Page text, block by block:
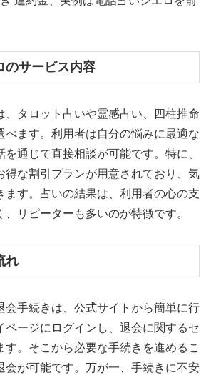
のサービス内容
、タロット占いや霊感占い、四柱推命
べます。利用者は自分の悩みに最適な
通じて直接相談が可能です。特に、
得な割引プランが用意されており、気
ます。占いの結果は、利用者の心の支
、リピーターも多いのが特徴です。
れ
会手続きは、公式サイトから簡単に行
ページにログインし、退会に関するセ
す。そこから必要な手続きを進めるこ
会が可能です。万が一、手続きに不安